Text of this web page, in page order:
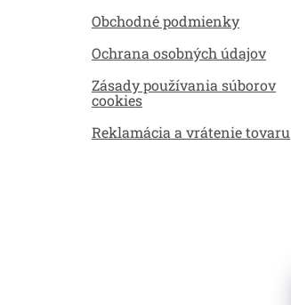
Obchodné podmienky
Ochrana osobných údajov
Zásady používania súborov
cookies
Reklamácia a vrátenie tovaru